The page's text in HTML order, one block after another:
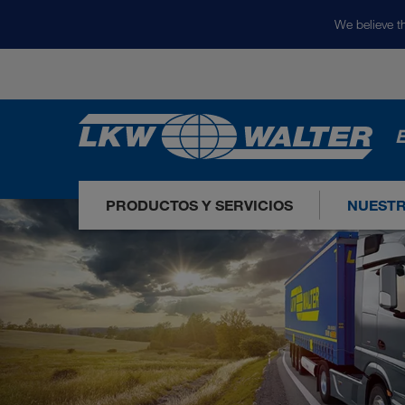
We believe
PRODUCTOS Y SERVICIOS